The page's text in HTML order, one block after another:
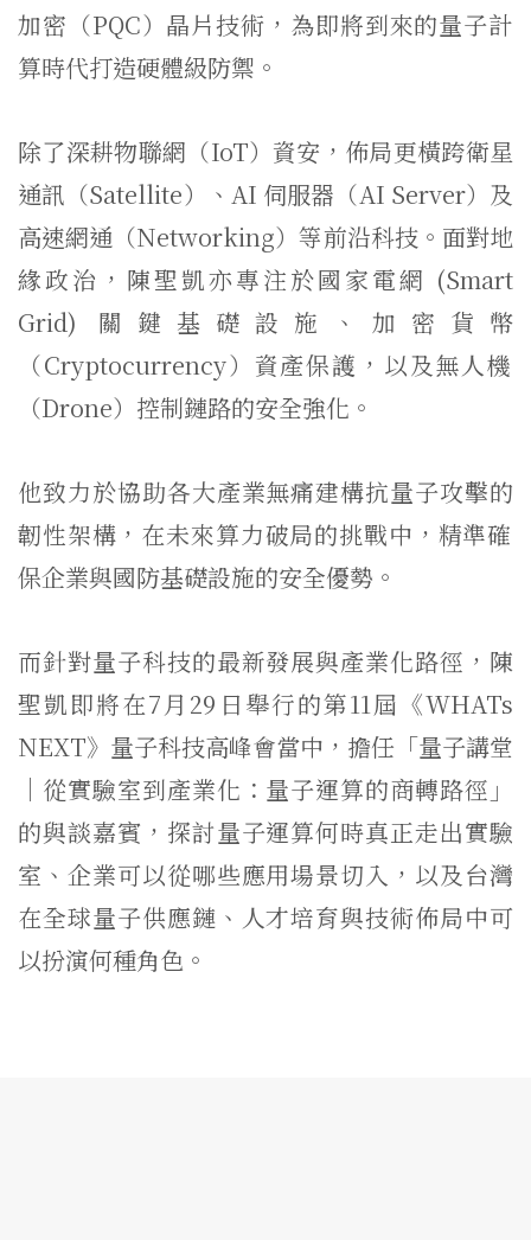
加密（PQC）晶片技術， 為即將到來的量子計
算時代打造硬體級防禦。
除了深耕物聯網（IoT）資安，佈局更橫跨衛星
通訊（Satellite）、AI 伺服器（AI Server）及
高速網通（Networking）等前沿科技。 面對地
緣政治，陳聖凱亦專注於國家電網 (Smart
Grid) 關鍵基礎設施、加密貨幣
（Cryptocurrency） 資產保護，以及無人機
（Drone）控制鏈路的安全強化。
他致力於協助各大產業無痛建構抗量子攻擊的
韌性架構， 在未來算力破局的挑戰中， 精準確
保企業與國防基礎設施的安全優勢。
而針對量子科技的最新發展與產業化路徑，陳
聖凱即將在7月29日舉行的第11屆《WHATs
NEXT》量子科技高峰會當中，擔任「量子講堂
｜從實驗室到產業化：量子運算的商轉路徑」
的與談嘉賓，探討量子運算何時真正走出實驗
室、企業可以從哪些應用場景切入，以及台灣
在全球量子供應鏈、人才培育與技術佈局中可
以扮演何種角色。